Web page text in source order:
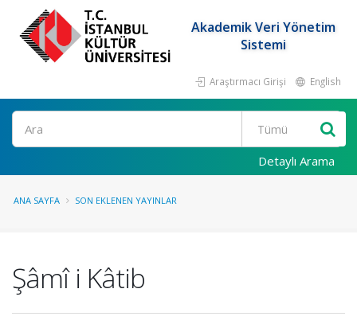
Akademik Veri Yönetim
Sistemi
Araştırmacı Girişi English
Ara
Detaylı Arama
ANA SAYFA SON EKLENEN YAYINLAR
Şâmî i Kâtib